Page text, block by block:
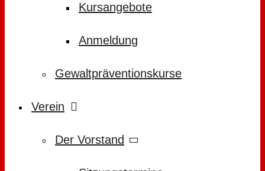
Kursangebote
Anmeldung
Gewaltpräventionskurse
Verein
Der Vorstand